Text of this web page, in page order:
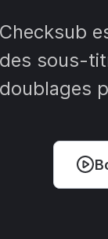
Checksub
des sous-
doublages